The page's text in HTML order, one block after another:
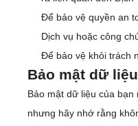
Để bảo vệ quyền an
Dịch vụ hoặc công
Để bảo vệ khỏi trách
Bảo mật dữ liệu
Bảo mật dữ liệu của
nhưng hãy nhớ rằng